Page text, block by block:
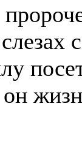
он